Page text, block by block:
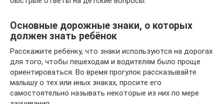
Основные дорожные знаки, о которых
должен знать ребёнок
Расскажите ребёнку, что знаки используются на дорогах
для того, чтобы пешеходам и водителям было проще
ориентироваться. Во время прогулок рассказывайте
малышу о тех или иных знаках, просите его
самостоятельно называть некоторые из них по мере